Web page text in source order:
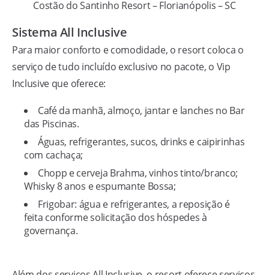
Costão do Santinho Resort – Florianópolis – SC
Sistema All Inclusive
Para maior conforto e comodidade, o resort coloca o
serviço de tudo incluído exclusivo no pacote, o Vip
Inclusive que oferece:
Café da manhã, almoço, jantar e lanches no Bar
das Piscinas.
Águas, refrigerantes, sucos, drinks e caipirinhas
com cachaça;
Chopp e cerveja Brahma, vinhos tinto/branco;
Whisky 8 anos e espumante Bossa;
Frigobar: água e refrigerantes, a reposição é
feita conforme solicitação dos hóspedes à
governança.